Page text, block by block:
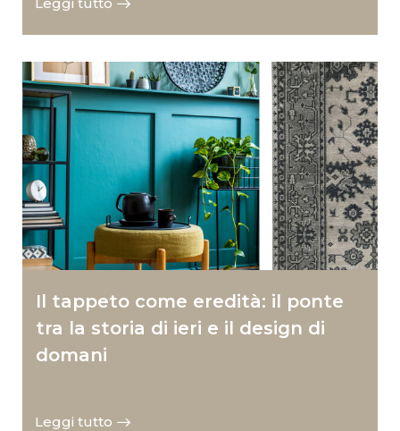
Leggi tutto
Il tappeto come eredità: il ponte
tra la storia di ieri e il design di
domani
Leggi tutto